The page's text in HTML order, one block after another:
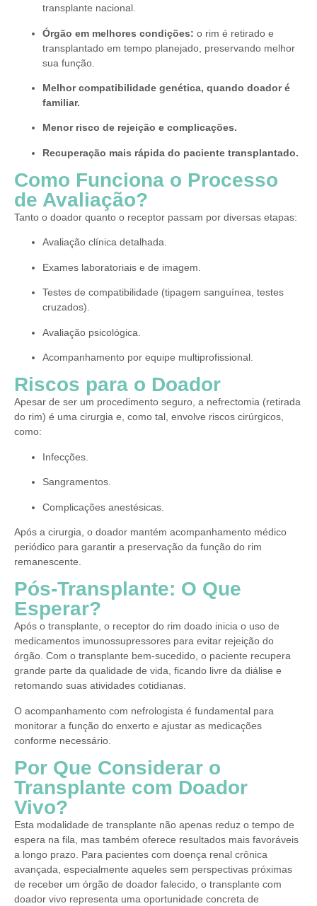
transplante nacional.
Órgão em melhores condições: o rim é retirado e
transplantado em tempo planejado, preservando melhor
sua função.
Melhor compatibilidade genética, quando doador é
familiar.
Menor risco de rejeição e complicações.
Recuperação mais rápida do paciente transplantado.
Como Funciona o Processo
de Avaliação?
Tanto o doador quanto o receptor passam por diversas etapas:
Avaliação clínica detalhada.
Exames laboratoriais e de imagem.
Testes de compatibilidade (tipagem sanguínea, testes
cruzados).
Avaliação psicológica.
Acompanhamento por equipe multiprofissional.
Riscos para o Doador
Apesar de ser um procedimento seguro, a nefrectomia (retirada
do rim) é uma cirurgia e, como tal, envolve riscos cirúrgicos,
como:
Infecções.
Sangramentos.
Complicações anestésicas.
Após a cirurgia, o doador mantém acompanhamento médico
periódico para garantir a preservação da função do rim
remanescente.
Pós-Transplante: O Que
Esperar?
Após o transplante, o receptor do rim doado inicia o uso de
medicamentos imunossupressores para evitar rejeição do
órgão. Com o transplante bem-sucedido, o paciente recupera
grande parte da qualidade de vida, ficando livre da diálise e
retomando suas atividades cotidianas.
O acompanhamento com nefrologista é fundamental para
monitorar a função do enxerto e ajustar as medicações
conforme necessário.
Por Que Considerar o
Transplante com Doador
Vivo?
Esta modalidade de transplante não apenas reduz o tempo de
espera na fila, mas também oferece resultados mais favoráveis
a longo prazo. Para pacientes com doença renal crônica
avançada, especialmente aqueles sem perspectivas próximas
de receber um órgão de doador falecido, o transplante com
doador vivo representa uma oportunidade concreta de